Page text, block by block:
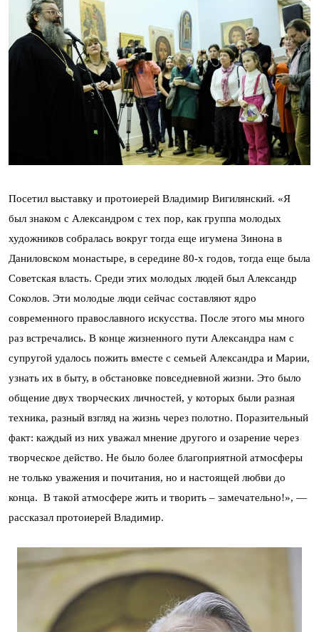
Посетил выставку и протоиерей Владимир Вигилянский. «Я
был знаком с Александром с тех пор, как группа молодых
художников собралась вокруг тогда еще игумена Зинона в
Даниловском монастыре, в середине 80-х годов, тогда еще была
Советская власть. Среди этих молодых людей был Александр
Соколов. Эти молодые люди сейчас составляют ядро
современного православного искусства. После этого мы много
раз встречались. В конце жизненного пути Александра нам с
супругой удалось пожить вместе с семьей Александра и Марии,
узнать их в быту, в обстановке повседневной жизни. Это было
общение двух творческих личностей, у которых были разная
техника, разный взгляд на жизнь через полотно. Поразительный
факт: каждый из них уважал мнение другого и озарение через
творческое действо. Не было более благоприятной атмосферы
не только уважения и почитания, но и настоящей любви до
конца. В такой атмосфере жить и творить – замечательно!», —
рассказал протоиерей Владимир.